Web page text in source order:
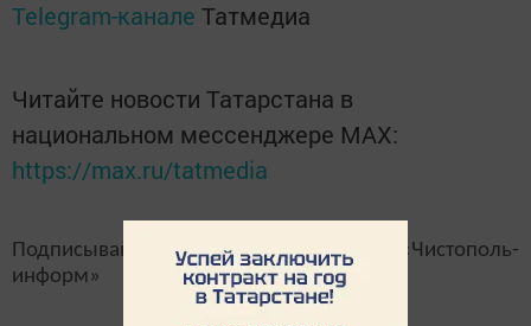
Telegram-канале Татмедиа
Читайте новости Татарстана в
национальном мессенджере MАХ:
https://max.ru/tatmedia
Подписывайтесь на нашканалMAX
«Чистополь-
информ»